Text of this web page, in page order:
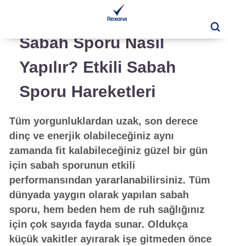
Sabah Sporu Nasıl
Yapılır? Etkili Sabah
Sporu Hareketleri
Tüm yorgunluklardan uzak, son derece
dinç ve enerjik olabileceğiniz aynı
zamanda fit kalabileceğiniz güzel bir gün
için sabah sporunun etkili
performansından yararlanabilirsiniz. Tüm
dünyada yaygın olarak yapılan sabah
sporu, hem beden hem de ruh sağlığınız
için çok sayıda fayda sunar. Oldukça
küçük vakitler ayırarak işe gitmeden önce